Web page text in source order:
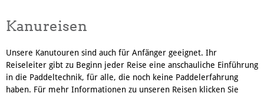
Kanureisen
Unsere Kanutouren sind auch für Anfänger geeignet. Ihr
Reiseleiter gibt zu Beginn jeder Reise eine anschauliche Einführung
in die Paddeltechnik, für alle, die noch keine Paddelerfahrung
haben. Für mehr Informationen zu unseren Reisen klicken Sie